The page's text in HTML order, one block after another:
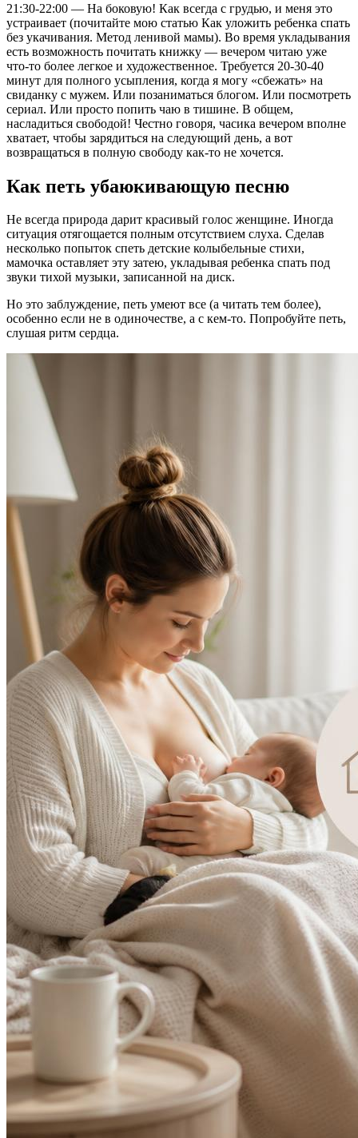
21:30-22:00 — На боковую! Как всегда с грудью, и меня это
устраивает (почитайте мою статью Как уложить ребенка спать
без укачивания. Метод ленивой мамы). Во время укладывания
есть возможность почитать книжку — вечером читаю уже
что-то более легкое и художественное. Требуется 20-30-40
минут для полного усыпления, когда я могу «сбежать» на
свиданку с мужем. Или позаниматься блогом. Или посмотреть
сериал. Или просто попить чаю в тишине. В общем,
насладиться свободой! Честно говоря, часика вечером вполне
хватает, чтобы зарядиться на следующий день, а вот
возвращаться в полную свободу как-то не хочется.
Как петь убаюкивающую песню
Не всегда природа дарит красивый голос женщине. Иногда
ситуация отягощается полным отсутствием слуха. Сделав
несколько попыток спеть детские колыбельные стихи,
мамочка оставляет эту затею, укладывая ребенка спать под
звуки тихой музыки, записанной на диск.
Но это заблуждение, петь умеют все (а читать тем более),
особенно если не в одиночестве, а с кем-то. Попробуйте петь,
слушая ритм сердца.